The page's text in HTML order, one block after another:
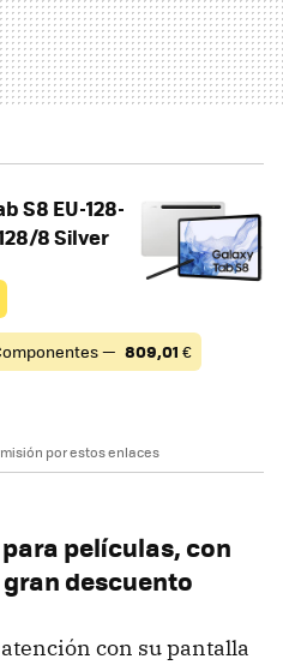
S8 EU-128-
8 Silver
— 809,01 €
por estos enlaces
películas, con
descuento
con su pantalla